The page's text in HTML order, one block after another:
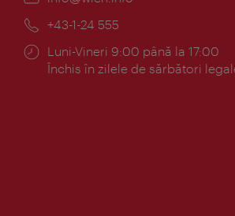
Telefon:
+43-1-24 555
Program:
Luni-Vineri 9:00 până la 17:00
Închis în zilele de sărbători